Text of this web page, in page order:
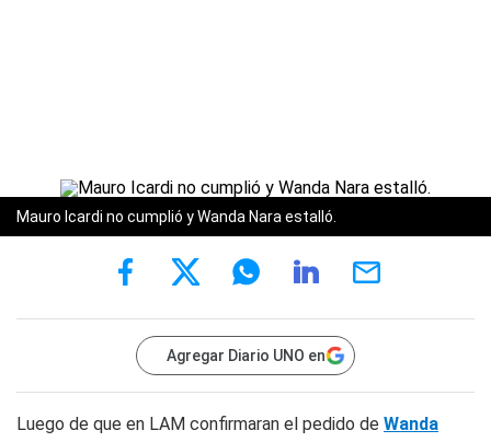
Mauro Icardi no cumplió y Wanda Nara estalló.
Agregar Diario UNO en
Luego de que en LAM confirmaran el pedido de Wanda